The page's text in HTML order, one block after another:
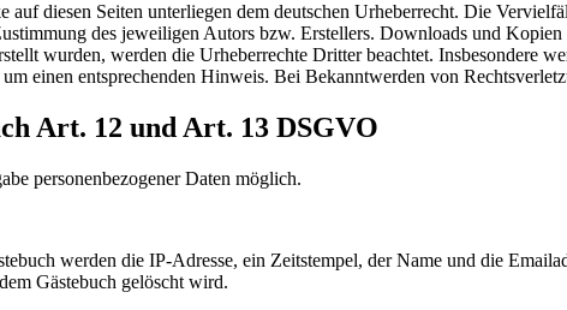
auf diesen Seiten unterliegen dem deutschen Urheberrecht. Die
des jeweiligen Autors bzw. Erstellers. Downloads und
wurden, werden die Urheberrechte Dritter beachtet. Insbesondere
einen entsprechenden Hinweis. Bei Bekanntwerden von
Art. 12 und Art. 13 DSGVO
personenbezogener Daten möglich.
werden die IP-Adresse, ein Zeitstempel, der Name und die
Gästebuch gelöscht wird.